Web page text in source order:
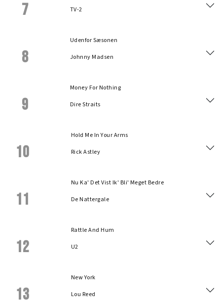
7
TV-2
8
Udenfor Sæsonen
Johnny Madsen
9
Money For Nothing
Dire Straits
10
Hold Me In Your Arms
Rick Astley
11
Nu Ka' Det Vist Ik' Bli' Meget Bedre
De Nattergale
12
Rattle And Hum
U2
13
New York
Lou Reed